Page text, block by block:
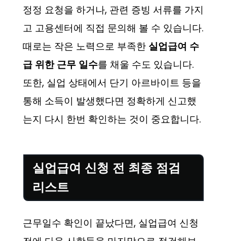
정정 요청을 하거나, 관련 증빙 서류를 가지
고 고용센터에 직접 문의해 볼 수 있습니다.
때로는 작은 노력으로 부족한 실업급여 수
급 위한 근무 일수를 채울 수도 있습니다.
또한, 실업 상태에서 단기 아르바이트 등을
통해 소득이 발생했다면 정확하게 신고했
는지 다시 한번 확인하는 것이 중요합니다.
실업급여 신청 전 최종 점검
리스트
근무일수 확인이 끝났다면, 실업급여 신청